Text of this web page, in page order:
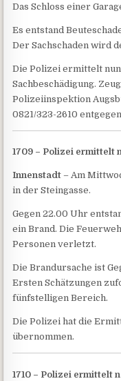
Das Schloss einer
Es entstand
Der Sachschaden wird
Die Polizei ermittelt
Sachbeschädigung.
Polizeiinspektion
0821/323-2610
1709 – Polizei ermittelt
Innenstadt – Am
in der Steingasse.
Gegen 22.00 Uhr
ein Brand. Die
Personen verletzt.
Die Brandursache ist
Ersten Schätzungen
fünfstelligen Bereich.
Die Polizei hat die
übernommen.
1710 – Polizei ermittelt